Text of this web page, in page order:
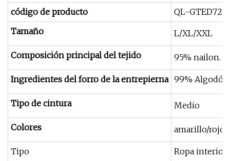
código de producto
QL-GTED723
Tamaño
L/XL/XXL
Composición principal del tejido 95% nailon.
Ingredientes del forro de la entrepierna 99% Algodón
Tipo de cintura Medio
Colores amarillo/rojo/
Tipo Ropa interior